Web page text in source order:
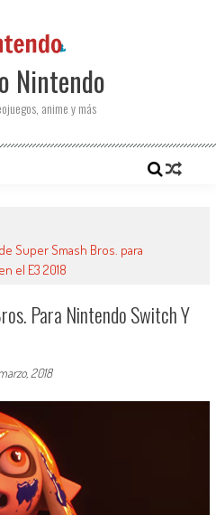
Nintendo
anime y más
Super Smash Bros. para
el E3 2018
Para Nintendo Switch Y
2018